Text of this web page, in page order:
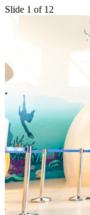
Slide 1 of 12